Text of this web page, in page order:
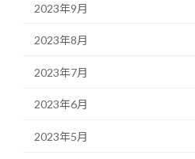
2023年9月
2023年8月
2023年7月
2023年6月
2023年5月